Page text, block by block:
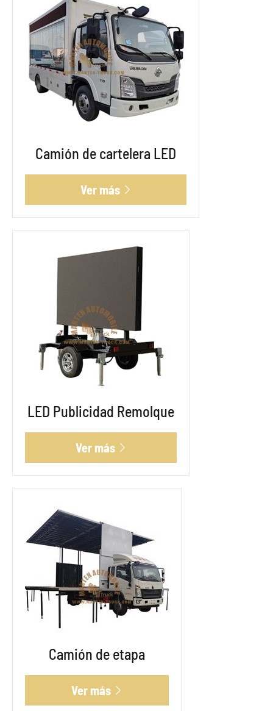
Camión de cartelera LED
Ver más 
LED Publicidad Remolque
Ver más 
Camión de etapa
Ver más 